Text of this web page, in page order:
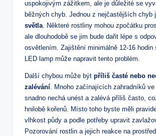
uspokojivým zážitkem, ale je​ důležité se
běžných chyb. Jednou z nejčastějších chyb
světla. Některé rostliny mohou⁤ zpočátku
ale dlouhodobě se jim‌ bude dařit lépe s
osvětlením. Zajištění minimálně ​12-16 hodin
LED lamp může napravit tento problém.
Další chybou může být příliš časté‌ nebo
zalévání. Mnoho začínajících zahradníků
snadno nechá unést a zalévá příliš často,
hnilobě kořenů. Místo toho byste měli
vlhkost půdy a podle⁢ potřeby ‍upravit
Pozorování rostlin a jejich reakce na